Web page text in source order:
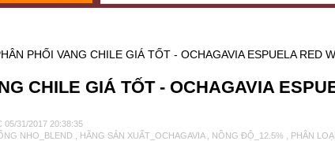
PHỐI VANG CHILE GIÁ TỐT - OCHAGAVIA ESPUELA RED
CHILE GIÁ TỐT - OCHAGAVIA
05/31/2017 20:38:35
NHO_BLEND HÃNG SẢN XUẤT_OCHAGAVIA NỒNG ĐỘ_12.5% PHÂN